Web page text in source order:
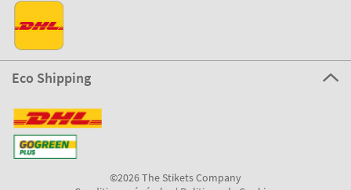
Eco Shipping
©2026 The Stikets Company